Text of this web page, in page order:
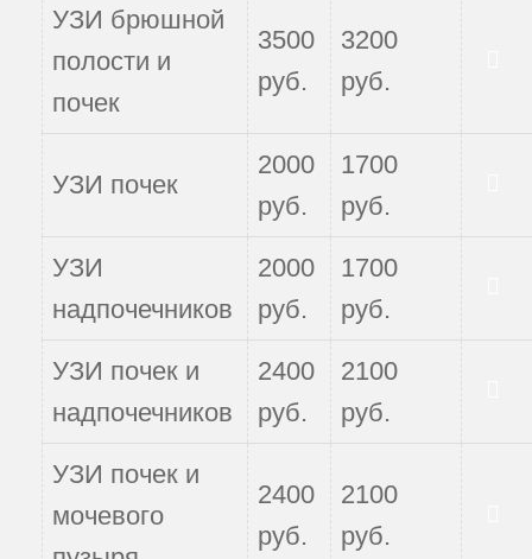
УЗИ брюшной
полости и
почек
3500
руб.
3200
руб.
УЗИ почек
2000
руб.
1700
руб.
УЗИ
надпочечников
2000
руб.
1700
руб.
УЗИ почек и
надпочечников
2400
руб.
2100
руб.
УЗИ почек и
мочевого
2400
руб.
2100
руб.